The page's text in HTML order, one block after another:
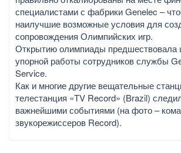
специалистами с фабрики Genelec –
наилучшие возможные условия для
сопровождения Олимпийских игр.
Открытию олимпиады предшествовала
упорной работы сотрудников службы
Service.
Как и многие другие вещательные
телестанция «TV Record» (Brazil)
важнейшими событиями (на фото –
звукорежиссеров Record).